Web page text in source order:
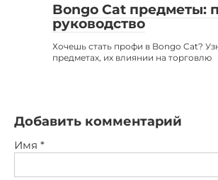
Bongo Cat предметы:
руководство
Хочешь стать профи в Bongo Cat?
предметах, их влиянии на торговлю
Добавить комментарий
Имя *